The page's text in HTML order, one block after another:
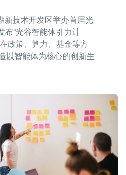
新技术开发区举办首届光
布“光谷智能体引力计
政策、算力、基金等方
以智能体为核心的创新生